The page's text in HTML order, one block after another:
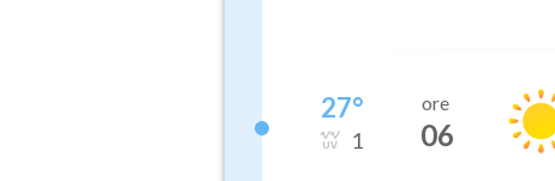
27°
1
ore
06